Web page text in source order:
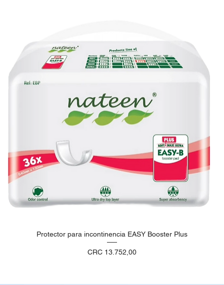
Protector para incontinencia EASY Booster Plus
Precio
CRC 13.752,00